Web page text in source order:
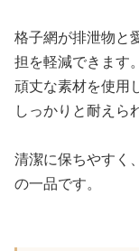
格子網が排泄物と
担を軽減できます。
頑丈な素材を使用
しっかりと耐えら
清潔に保ちやすく
の一品です。